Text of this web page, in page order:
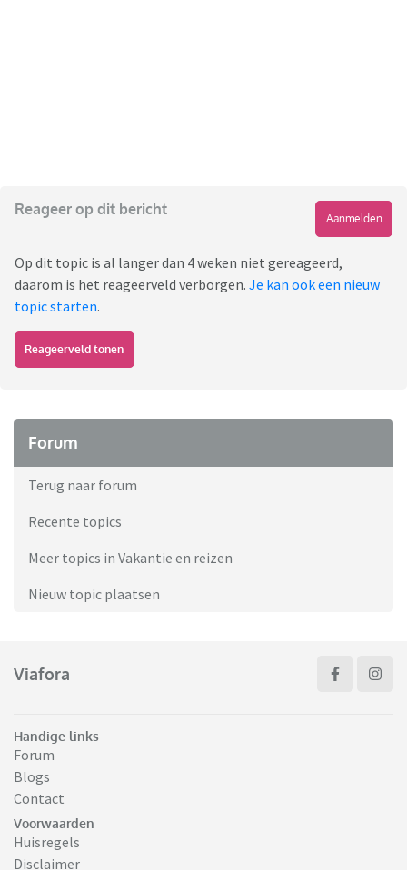
Reageer op dit bericht
Aanmelden
Op dit topic is al langer dan 4 weken niet gereageerd,
daarom is het reageerveld verborgen. Je kan ook een nieuw
topic starten.
Reageerveld tonen
Forum
Terug naar forum
Recente topics
Meer topics in Vakantie en reizen
Nieuw topic plaatsen
Viafora
Handige links
Forum
Blogs
Contact
Voorwaarden
Huisregels
Disclaimer